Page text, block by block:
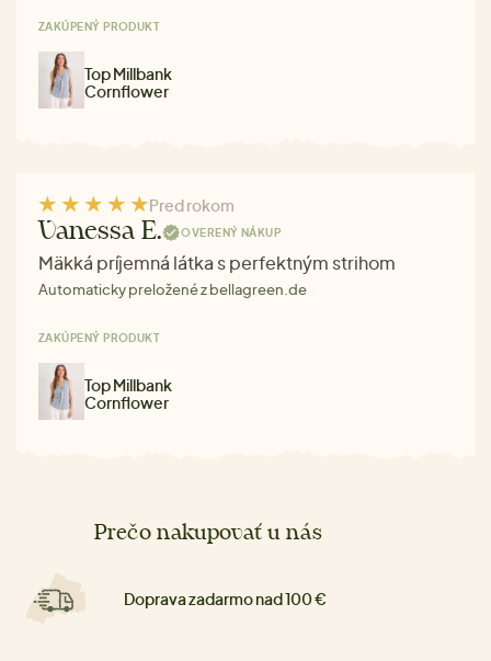
ZAKÚPENÝ PRODUKT
Top Millbank
Cornflower
Pred rokom
Vanessa E. OVERENÝ NÁKUP
Mäkká príjemná látka s perfektným strihom
Automaticky preložené z bellagreen.de
ZAKÚPENÝ PRODUKT
Top Millbank
Cornflower
Prečo nakupovať u nás
Doprava zadarmo nad 100 €